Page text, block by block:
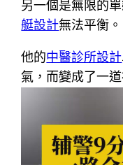
另一個是無限的
艇設計無法平衡
他的中醫診所設計
氣，而變成了一